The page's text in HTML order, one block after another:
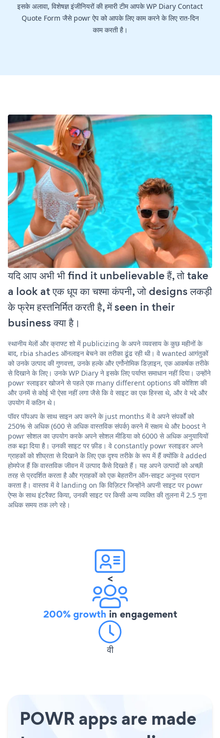
इसके अलावा, विशेषज्ञ इंजीनियरों की हमारी टीम आपके WP Diary Contact
Quote Form जैसे powr ऐप को आपके लिए काम करने के लिए रात-दिन
काम करती है।
यदि आप अभी भी find it unbelievable हैं, तो take
a look at एक धूप का चश्मा कंपनी, जो designs लकड़ी
के फ्रेम हस्तनिर्मित करती है, में seen in their
business क्या है।
स्थानीय मेलों और क्राफ्ट शो में publicizing के अपने व्यवसाय के कुछ महीनों के
बाद, rbia shades ऑनलाइन बेचने का तरीका ढूंढ रही थी। वे wanted आगंतुकों
को उनके उत्पाद की गुणवत्ता, उनके हल्के और एर्गोनोमिक डिज़ाइन, एक आकर्षक तरीके
से दिखाने के लिए। उनके WP Diary ने इसके लिए पर्याप्त समाधान नहीं दिया। उन्होंने
powr स्लाइडर खोजने से पहले एक many different options की कोशिश की
और उनमें से कोई भी ऐसा नहीं लगा जैसे कि वे साइट का एक हिस्सा थे, और वे भद्दे और
उपयोग में कठिन थे।
पॉवर पॉपअप के साथ साइन अप करने के just months में वे अपने संपर्कों को
250% से अधिक (600 से अधिक वास्तविक संपर्क) करने में सक्षम थे और boost ने
powr सोशल का उपयोग करके अपने सोशल मीडिया को 6000 से अधिक अनुयायियों
तक बढ़ा दिया है। उनकी साइट पर फ़ीड। वे constantly powr स्लाइडर अपने
ग्राहकों को शीघ्रता से दिखाने के लिए एक दृश्य तरीके के रूप में हैं क्योंकि वे added
होमपेज हैं कि वास्तविक जीवन में उत्पाद कैसे दिखते हैं। यह अपने उत्पादों को अच्छी
तरह से प्रदर्शित करता है और ग्राहकों को एक बेहतरीन ऑन-साइट अनुभव प्रदान
करता है। वास्तव में वे landing on कि विज़िटर जिन्होंने अपनी साइट पर powr
ऐप्स के साथ इंटरैक्ट किया, उनकी साइट पर किसी अन्य व्यक्ति की तुलना में 2.5 गुना
अधिक समय तक लगे रहे।
<
200% growth in engagement
वी
POWR apps are made